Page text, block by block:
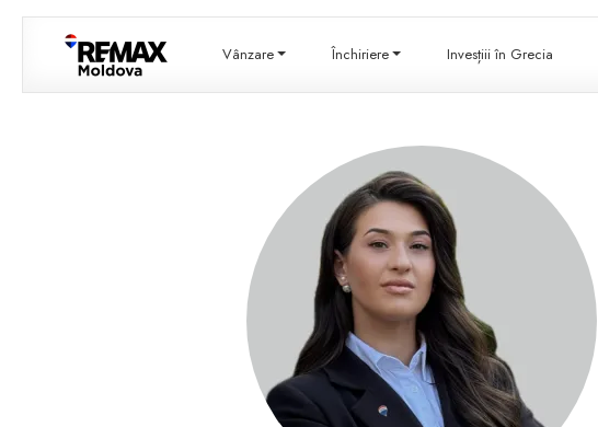
Vânzare Închiriere Invesțiii în Grecia